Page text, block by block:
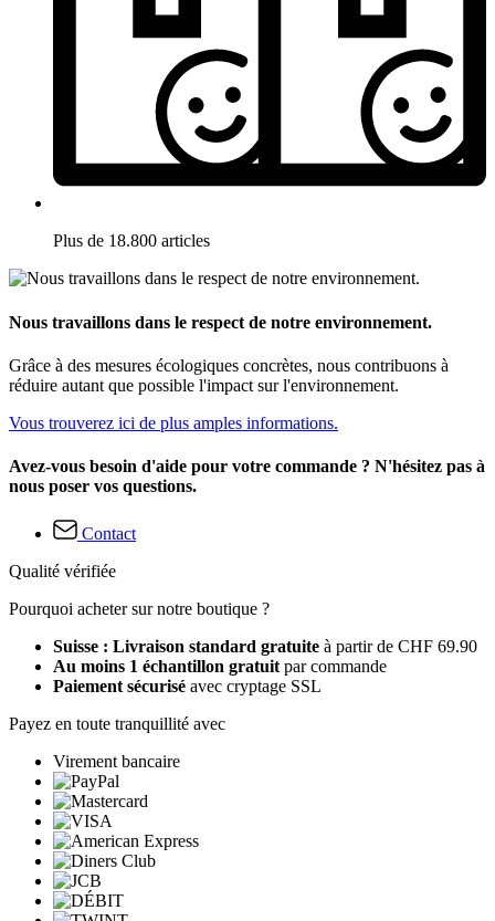
Plus de 18.800 articles
Nous travaillons dans le respect de notre environnement.
Grâce à des mesures écologiques concrètes, nous contribuons à
réduire autant que possible l'impact sur l'environnement.
Vous trouverez ici de plus amples informations.
Avez-vous besoin d'aide pour votre commande ? N'hésitez pas à
nous poser vos questions.
Contact
Qualité vérifiée
Pourquoi acheter sur notre boutique ?
Suisse : Livraison standard gratuite à partir de CHF 69.90
Au moins 1 échantillon gratuitpar commande
Paiement sécurisé avec cryptage SSL
Payez en toute tranquillité avec
Virement bancaire